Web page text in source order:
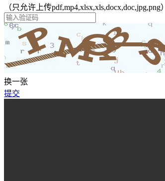
（只允许上传pdf,mp4,xlsx,xls,docx,doc,jpg,png）
换一张
提交